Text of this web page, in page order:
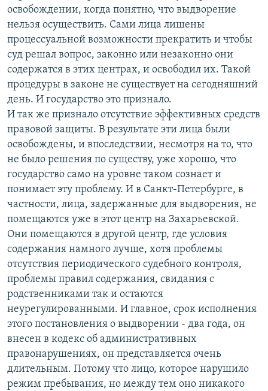
освобождении, когда понятно, что выдворение
нельзя осуществить. Сами лица лишены
процессуальной возможности прекратить и чтобы
суд решал вопрос, законно или незаконно они
содержатся в этих центрах, и освободил их. Такой
процедуры в законе не существует на сегодняшний
день. И государство это признало.
И так же признало отсутствие эффективных средств
правовой защиты. В результате эти лица были
освобождены, и впоследствии, несмотря на то, что
не было решения по существу, уже хорошо, что
государство само на уровне таком сознает и
понимает эту проблему. И в Санкт-Петербурге, в
частности, лица, задержанные для выдворения, не
помещаются уже в этот центр на Захарьевской.
Они помещаются в другой центр, где условия
содержания намного лучше, хотя проблемы
отсутствия периодического судебного контроля,
проблемы правил содержания, свидания с
родственниками так и остаются
неурегулированными. И главное, срок исполнения
этого постановления о выдворении - два года, он
внесен в кодекс об административных
правонарушениях, он представляется очень
длительным. Потому что лицо, которое нарушило
режим пребывания, но между тем оно никакого